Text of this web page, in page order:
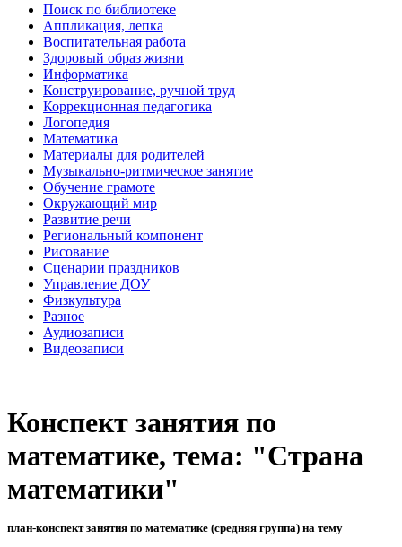
Поиск по библиотеке
Аппликация, лепка
Воспитательная работа
Здоровый образ жизни
Информатика
Конструирование, ручной труд
Коррекционная педагогика
Логопедия
Математика
Материалы для родителей
Музыкально-ритмическое занятие
Обучение грамоте
Окружающий мир
Развитие речи
Региональный компонент
Рисование
Сценарии праздников
Управление ДОУ
Физкультура
Разное
Аудиозаписи
Видеозаписи
Конспект занятия по
математике, тема: "Страна
математики"
план-конспект занятия по математике (средняя группа) на тему